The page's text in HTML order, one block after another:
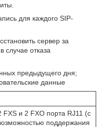
для каждого SIP-
сервер за
случае отказа
предыдущего дня;
данные
FXS и 2 FXO порта RJ11 (c
поддержания